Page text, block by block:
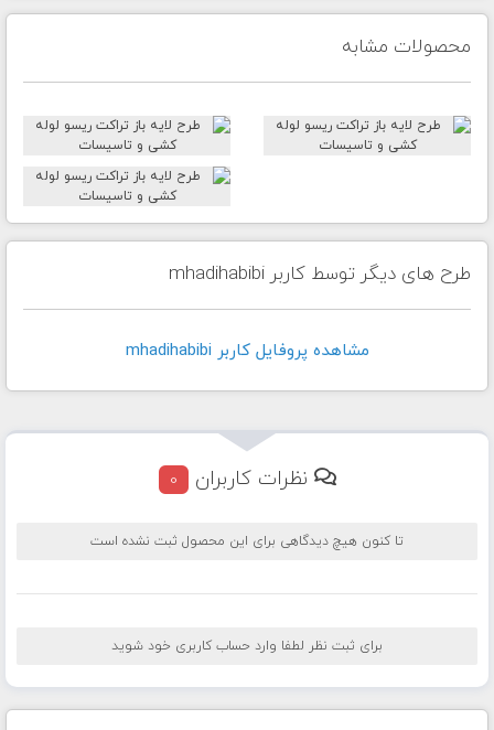
محصولات مشابه
طرح های دیگر توسط کاربر mhadihabibi
مشاهده پروفايل کاربر mhadihabibi
نظرات کاربران 0
تا کنون هیچ دیدگاهی برای این محصول ثبت نشده است
برای ثبت نظر لطفا وارد حساب کاربری خود شوید